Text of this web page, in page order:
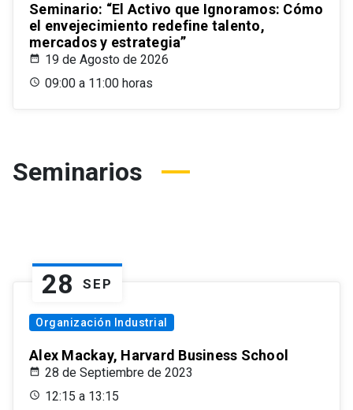
Seminario: “El Activo que Ignoramos: Cómo
el envejecimiento redefine talento,
mercados y estrategia”
19 de Agosto de 2026
09:00 a 11:00 horas
Seminarios
28 SEP
Organización Industrial
Alex Mackay, Harvard Business School
28 de Septiembre de 2023
12:15 a 13:15